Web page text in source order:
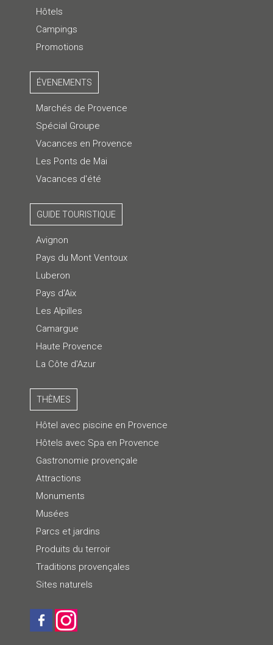
Hôtels
Campings
Promotions
ÉVENEMENTS
Marchés de Provence
Spécial Groupe
Vacances en Provence
Les Ponts de Mai
Vacances d'été
GUIDE TOURISTIQUE
Avignon
Pays du Mont Ventoux
Luberon
Pays d'Aix
Les Alpilles
Camargue
Haute Provence
La Côte d'Azur
THÈMES
Hôtel avec piscine en Provence
Hôtels avec Spa en Provence
Gastronomie provençale
Attractions
Monuments
Musées
Parcs et jardins
Produits du terroir
Traditions provençales
Sites naturels